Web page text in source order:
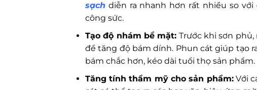
sạch diễn ra nhanh hơn rất nhiều so
công sức.
Tạo độ nhám bề mặt: Trước khi sơn
để tăng độ bám dính. Phun cát giúp tạo
bám chắc hơn, kéo dài tuổi thọ sản phẩm.
Tăng tính thẩm mỹ cho sản phẩm:Với